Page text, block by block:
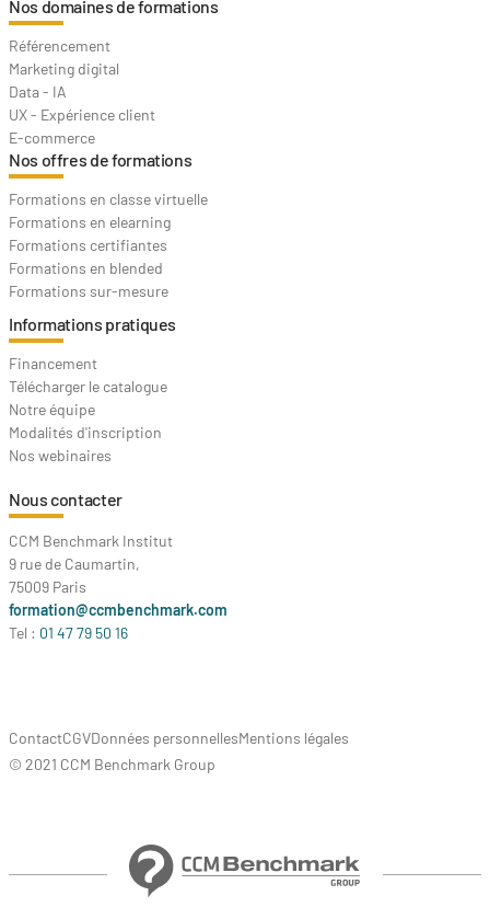
Nos domaines de formations
Référencement
Marketing digital
Data - IA
UX - Expérience client
E-commerce
Nos offres de formations
Formations en classe virtuelle
Formations en elearning
Formations certifiantes
Formations en blended
Formations sur-mesure
Informations pratiques
Financement
Télécharger le catalogue
Notre équipe
Modalités d'inscription
Nos webinaires
Nous contacter
CCM Benchmark Institut
9 rue de Caumartin,
75009 Paris
formation@ccmbenchmark.com
Tel : 01 47 79 50 16
ContactCGVDonnées personnellesMentions légales
© 2021 CCM Benchmark Group